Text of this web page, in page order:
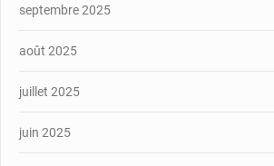
septembre 2025
août 2025
juillet 2025
juin 2025